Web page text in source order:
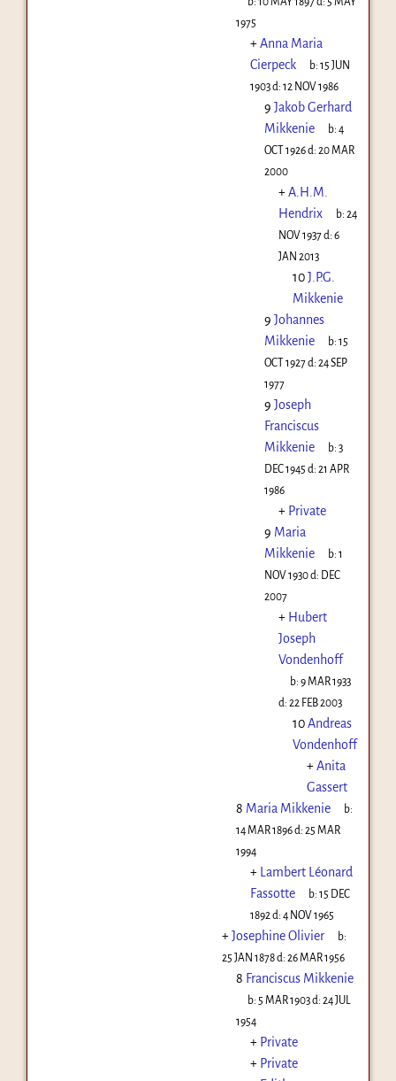
1975
+Anna Maria
Cierpeck
b:15 JUN
1903d: 12 NOV 1986
9 Jakob Gerhard
Mikkenie
b:4
OCT 1926d: 20 MAR
2000
+A.H.M.
Hendrix
b:24
NOV 1937d: 6
JAN 2013
10J.P.G.
Mikkenie
9 Johannes
Mikkenie
b:15
OCT 1927d: 24 SEP
1977
9 Joseph
Franciscus
Mikkenie
b:3
DEC 1945 d: 21 APR
1986
+ Private
9 Maria
Mikkenie
b:1
NOV 1930d: DEC
2007
+ Hubert
Joseph
Vondenhoff
b:9 MAR 1933
d: 22 FEB 2003
10Andreas
Vondenhoff
+Anita
Gassert
8 Maria Mikkenie
b:
14 MAR 1896d: 25 MAR
1994
+ Lambert Léonard
Fassotte
b:15 DEC
1892 d: 4 NOV 1965
+Josephine Olivier
b:
25 JAN 1878d: 26 MAR 1956
8 Franciscus Mikkenie
b: 5 MAR 1903d:24 JUL
1954
+ Private
+ Private